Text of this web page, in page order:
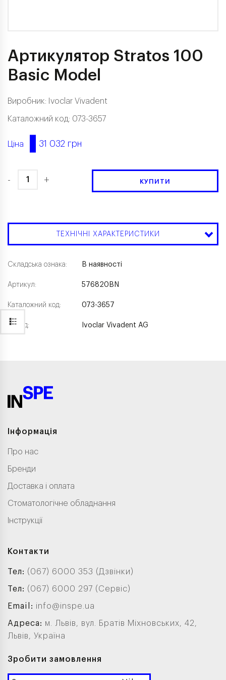
Артикулятор Stratos 100
Basic Model
Виробник: Ivoclar Vivadent
Каталожний код: 073-3657
Ціна 31 032 грн
- + КУПИТИ
ТЕХНІЧНІ ХАРАКТЕРИСТИКИ
Складська ознака:
Артикул:
Каталожний код:
Бренд:
В наявності
576820BN
073-3657
Ivoclar Vivadent AG
Інформація
Про нас
Бренди
Доставка і оплата
Стоматологічне обладнання
Інструкції
Контакти
Тел: (067) 6000 353 (Дзвінки)
Тел: (067) 6000 297 (Сервіс)
Email: info@inspe.ua
Адреса: м. Львів, вул. Братів Міхновських, 42,
Львів, Україна
Зробити замовлення